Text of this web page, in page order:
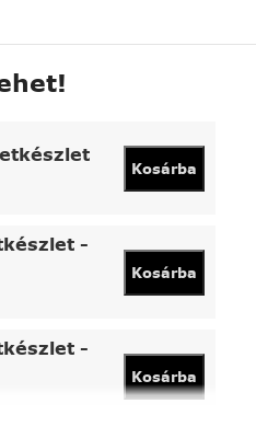
Kosárba
-
Kosárba
-
Kosárba